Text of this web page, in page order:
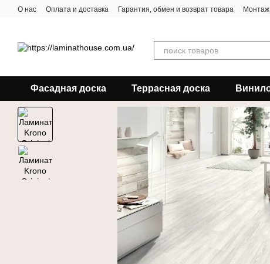
Перейти к основному контенту
О нас Оплата и доставка Гарантия, обмен и возврат товара Монтаж
Фасадная доска Террасная доска